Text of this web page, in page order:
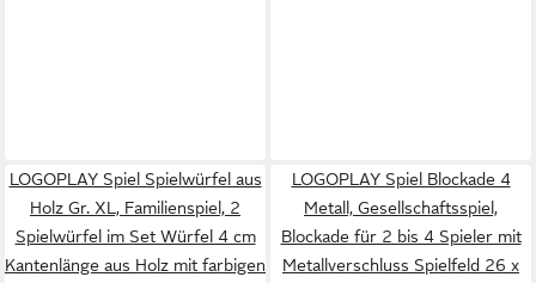
LOGOPLAY Spiel Spielwürfel aus
Holz Gr. XL, Familienspiel, 2
Spielwürfel im Set Würfel 4 cm
Kantenlänge aus Holz mit farbigen
LOGOPLAY Spiel Blockade 4
Metall, Gesellschaftsspiel,
Blockade für 2 bis 4 Spieler mit
Metallverschluss Spielfeld 26 x